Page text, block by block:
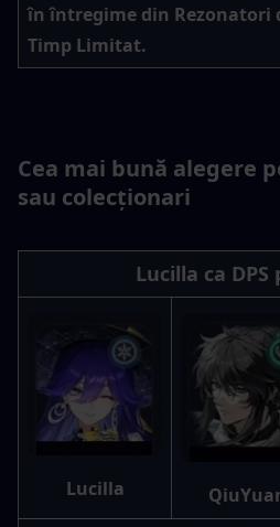
în întregime din Rezonatori
Timp Limitat.
Cea mai bună alegere
sau colecționari
Lucilla ca
Lucilla